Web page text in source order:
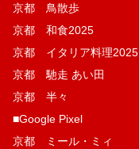
京都 鳥散歩
京都 和食2025
京都 イタリア料理2025
京都 馳走 あい田
京都 半々
■Google Pixel
京都 ミール・ミィ